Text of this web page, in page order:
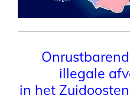
illegale
in het